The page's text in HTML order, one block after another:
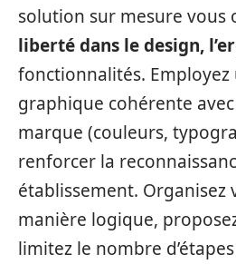
solution sur mesure vous
liberté dans le design,
fonctionnalités. Employez
graphique cohérente
marque (couleurs,
renforcer la
établissement. Organisez
manière logique,
limitez le nombre